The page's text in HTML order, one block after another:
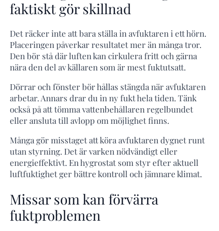
faktiskt gör skillnad
Det räcker inte att bara ställa in avfuktaren i ett hörn.
Placeringen påverkar resultatet mer än många tror.
Den bör stå där luften kan cirkulera fritt och gärna
nära den del av källaren som är mest fuktutsatt.
Dörrar och fönster bör hållas stängda när avfuktaren
arbetar. Annars drar du in ny fukt hela tiden. Tänk
också på att tömma vattenbehållaren regelbundet
eller ansluta till avlopp om möjlighet finns.
Många gör misstaget att köra avfuktaren dygnet runt
utan styrning. Det är varken nödvändigt eller
energieffektivt. En hygrostat som styr efter aktuell
luftfuktighet ger bättre kontroll och jämnare klimat.
Missar som kan förvärra
fuktproblemen